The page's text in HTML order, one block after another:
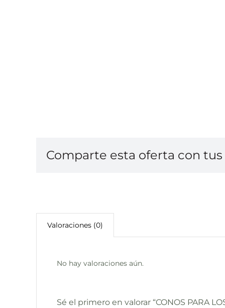
Comparte esta oferta con
Valoraciones (0)
No hay valoraciones aún.
Sé el primero en valorar “CONOS PARA